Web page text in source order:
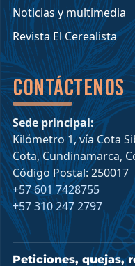
Noticias y multimedia
Revista El Cerealista
Contáctenos
Sede principal:
Kilómetro 1, vía Cota
Cota, Cundinamarca,
Código Postal: 250017
+57 601 7428755
+57 310 247 2797
Peticiones, quejas,